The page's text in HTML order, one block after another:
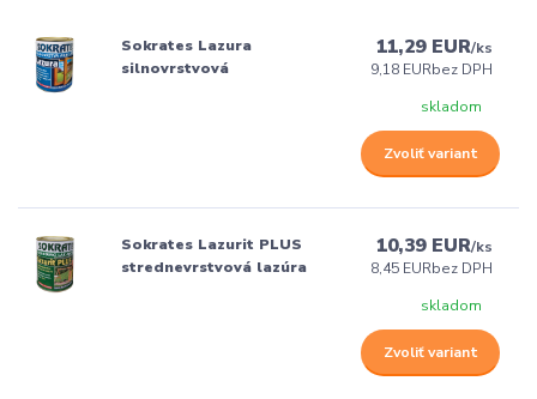
Sokrates Lazura
silnovrstvová
11,29 EUR/ks
9,18 EURbez DPH
skladom
Zvoliť variant
Sokrates Lazurit PLUS
strednevrstvová lazúra
10,39 EUR/ks
8,45 EURbez DPH
skladom
Zvoliť variant